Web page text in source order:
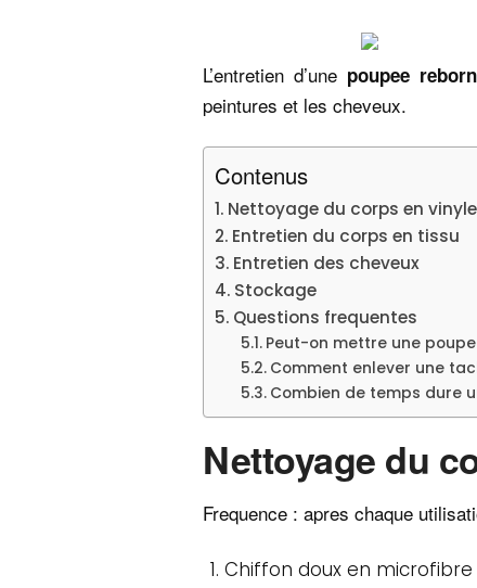
L’entretien d’une poupee reborn
peintures et les cheveux.
Contenus
Nettoyage du corps en vinyle
Entretien du corps en tissu
Entretien des cheveux
Stockage
Questions frequentes
Peut-on mettre une
Comment enlever une
Combien de temps dure
Nettoyage du
Frequence : apres chaque
Chiffon doux en